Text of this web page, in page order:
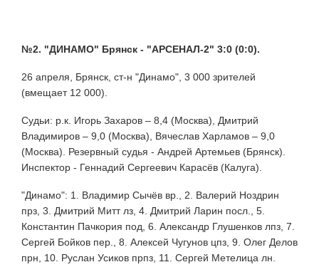
№2. "ДИНАМО" Брянск - "АРСЕНАЛ-2" 3:0 (0:0).
26 апреля, Брянск, ст-н "Динамо", 3 000 зрителей
(вмещает 12 000).
Судьи: р.к. Игорь Захаров – 8,4 (Москва), Дмитрий
Владимиров – 9,0 (Москва), Вячеслав Харламов – 9,0
(Москва). Резервный судья - Андрей Артемьев (Брянск).
Инспектор - Геннадий Сергеевич Карасёв (Калуга).
"Динамо": 1. Владимир Сычёв вр., 2. Валерий Ноздрин
прз, 3. Дмитрий Митт лз, 4. Дмитрий Ларин посл., 5.
Константин Пачкория под, 6. Александр Глушенков лпз, 7.
Сергей Бойков пер., 8. Алексей Чугунов цпз, 9. Олег Делов
прн, 10. Руслан Усиков прпз, 11. Сергей Метелица лн.